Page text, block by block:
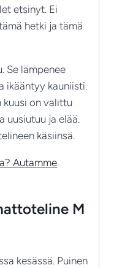
etsinyt. Ei
hetki ja tämä
Se lämpenee
ikääntyy kauniisti.
kuusi on valittu
ja elää.
käsiinsä.
Autamme
M
kesässä. Puinen